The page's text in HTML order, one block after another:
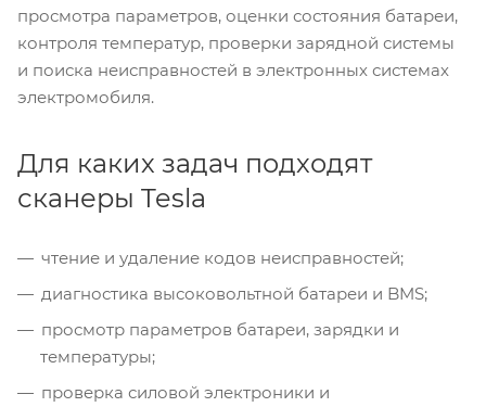
просмотра параметров, оценки состояния батареи,
контроля температур, проверки зарядной системы
и поиска неисправностей в электронных системах
электромобиля.
Для каких задач подходят
сканеры Tesla
чтение и удаление кодов неисправностей;
диагностика высоковольтной батареи и BMS;
просмотр параметров батареи, зарядки и
температуры;
проверка силовой электроники и